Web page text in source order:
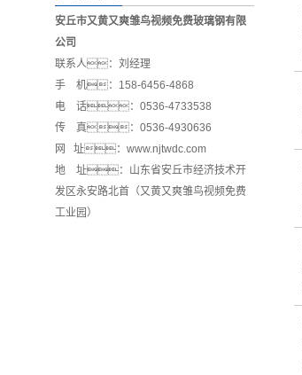
安丘市又黄又爽雏鸟视频免费玻璃钢有限
公司
联系人：刘经理
手 机：158-6456-4868
电 话：0536-4733538
传 真：0536-4930636
网 址：www.njtwdc.com
地 址：山东省安丘市经济技术开
发区永安路北首（又黄又爽雏鸟视频免费
工业园）